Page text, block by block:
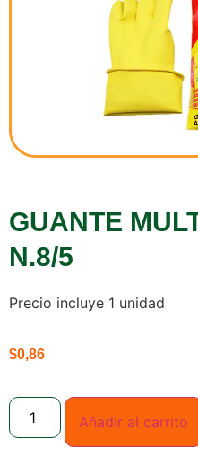
GUANTE
N.8/5
Precio incluye 1 unidad
$0,86
Añadir al carrito